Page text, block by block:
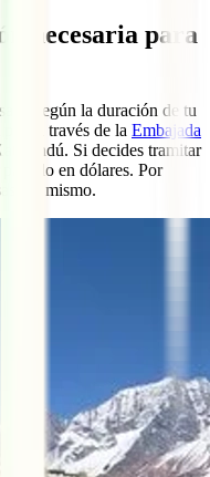
necesaria para
según la duración de tu
a través de la Embajada
Si decides tramitar
en dólares. Por
ahí mismo.